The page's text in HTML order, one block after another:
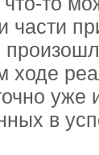
части
ходе
в